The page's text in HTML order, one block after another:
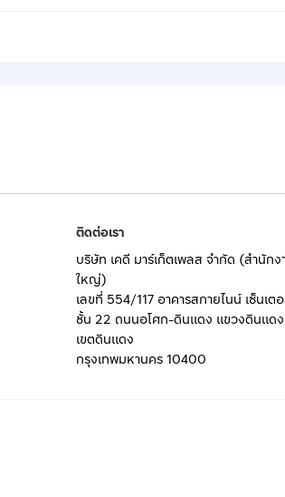
ติดต่อเรา
บริษัท เคดี มาร์เก็ตเพลส จำกัด (สำนักง
ใหญ่)
เลขที่ 554/117 อาคารสกายไนน์ เซ็นเต
ชั้น 22 ถนนอโศก-ดินแดง แขวงดินแดง
เขตดินแดง
กรุงเทพมหานคร 10400